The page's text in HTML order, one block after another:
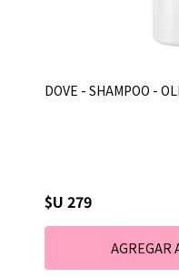
DOVE - SHAMPOO -
$U 279